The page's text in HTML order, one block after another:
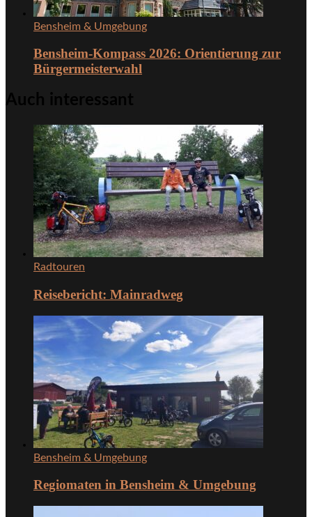
Bensheim & Umgebung
Bensheim-Kompass 2026: Orientierung zur
Bürgermeisterwahl
Auch interessant
Radtouren
Reisebericht: Mainradweg
Bensheim & Umgebung
Regiomaten in Bensheim & Umgebung